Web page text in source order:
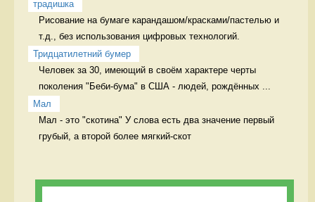
традишка
Рисование на бумаге карандашом/красками/пастелью и
т.д., без использования цифровых технологий.
Тридцатилетний бумер
Человек за 30, имеющий в своём характере черты
поколения "Беби-бума" в США - людей, рождённых ...
Мал
Мал - это "скотина" У слова есть два значение первый
грубый, а второй более мягкий-скот